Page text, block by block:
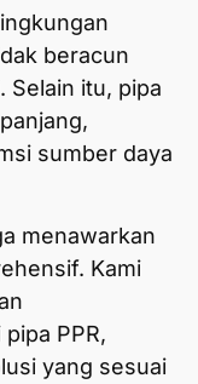
beracun
Selain itu, pipa
sumber daya
menawarkan
Kami
PPR,
yang sesuai